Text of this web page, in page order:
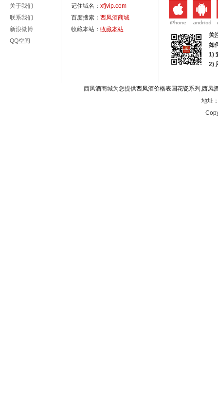
关于我们
联系我们
新浪微博
QQ空间
记住域名： xfjvip.com
百度搜索： 西凤酒商城
收藏本站： 收藏本站
关
如
1)
2)
西凤酒商城为您提供西凤酒价格表国花瓷系列,西凤
地址